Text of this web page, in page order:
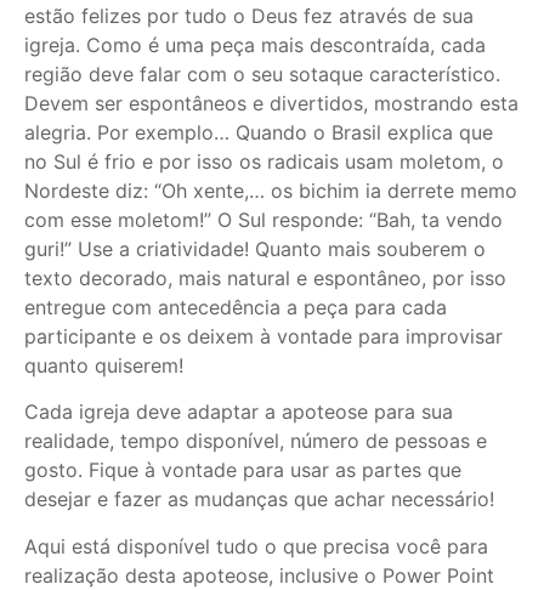
estão felizes por tudo o Deus fez através de sua
igreja. Como é uma peça mais descontraída, cada
região deve falar com o seu sotaque característico.
Devem ser espontâneos e divertidos, mostrando esta
alegria. Por exemplo… Quando o Brasil explica que
no Sul é frio e por isso os radicais usam moletom, o
Nordeste diz: “Oh xente,… os bichim ia derrete memo
com esse moletom!” O Sul responde: “Bah, ta vendo
guri!” Use a criatividade! Quanto mais souberem o
texto decorado, mais natural e espontâneo, por isso
entregue com antecedência a peça para cada
participante e os deixem à vontade para improvisar
quanto quiserem!
Cada igreja deve adaptar a apoteose para sua
realidade, tempo disponível, número de pessoas e
gosto. Fique à vontade para usar as partes que
desejar e fazer as mudanças que achar necessário!
Aqui está disponível tudo o que precisa você para
realização desta apoteose, inclusive o Power Point